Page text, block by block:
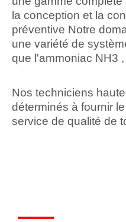
la conception et la
préventive Notre
une variété de
que l'ammoniac NH3
Nos techniciens
déterminés à fournir
service de qualité de